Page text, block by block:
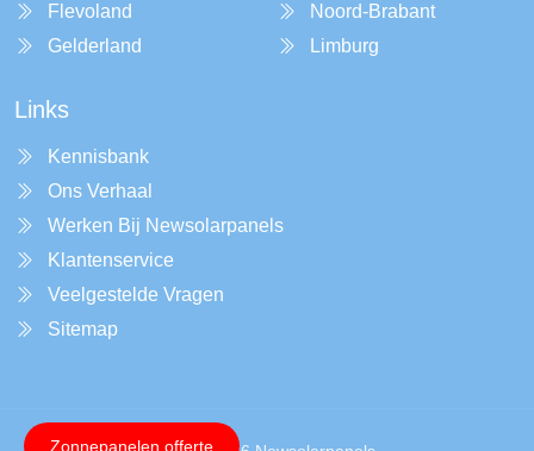
Flevoland
Gelderland
Noord-Brabant
Limburg
Links
Kennisbank
Ons Verhaal
Werken Bij Newsolarpanels
Klantenservice
Veelgestelde Vragen
Sitemap
Zonnepanelen offerte